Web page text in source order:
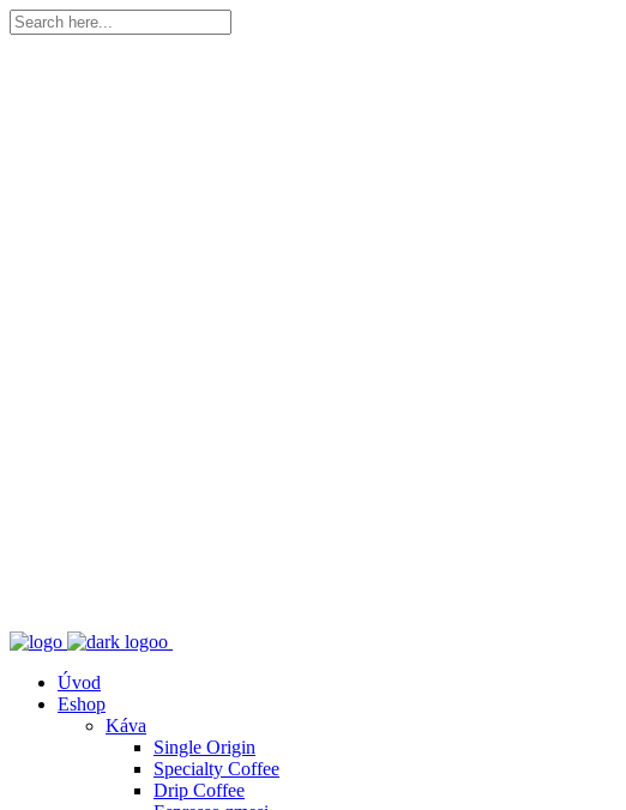
Úvod
Eshop
Káva
Single Origin
Specialty Coffee
Drip Coffee